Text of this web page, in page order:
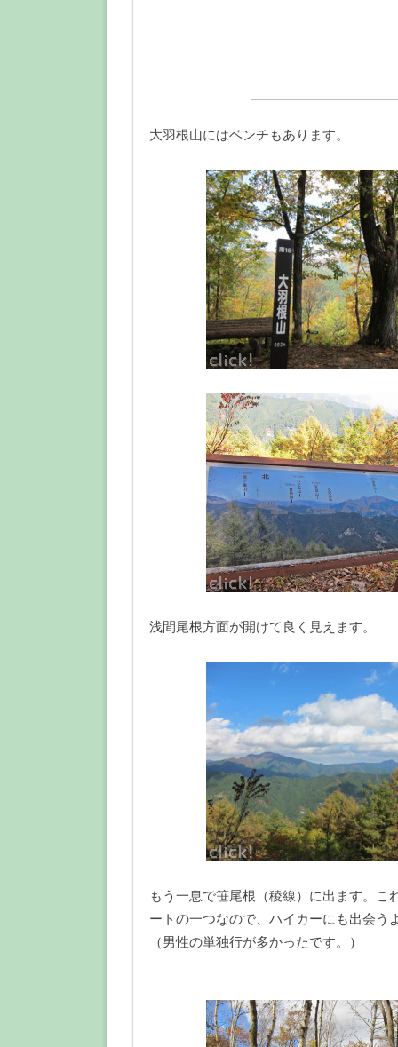
大羽根山にはベンチもあります。
浅間尾根方面が開けて良く見えます。
もう一息で笹尾根（稜線）に出ます。こ
ートの一つなので、ハイカーにも出会う
（男性の単独行が多かったです。）